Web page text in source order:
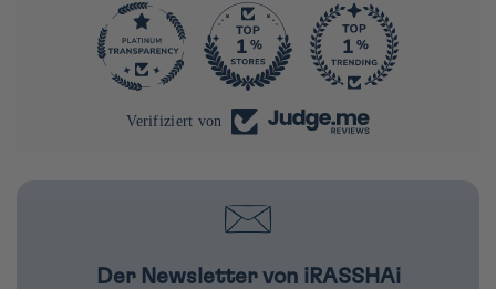
Verifiziert von
Der Newsletter von iRASSHAi